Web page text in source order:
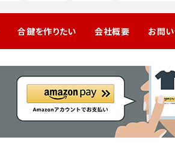
海外製の玄関 引戸
レバーハン
ドル錠の交
換
レバ
ドル
南京錠
ABUS
合鍵を作りたい 会社概要 お問